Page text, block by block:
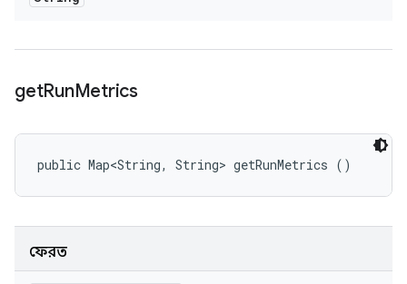
getRunMetrics
public Map<String, String> getRunMetrics ()
ফেরত